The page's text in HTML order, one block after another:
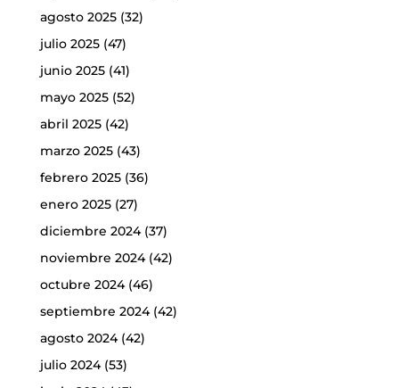
agosto 2025(32)
julio 2025(47)
junio 2025(41)
mayo 2025(52)
abril 2025(42)
marzo 2025(43)
febrero 2025(36)
enero 2025(27)
diciembre 2024(37)
noviembre 2024(42)
octubre 2024(46)
septiembre 2024(42)
agosto 2024(42)
julio 2024(53)